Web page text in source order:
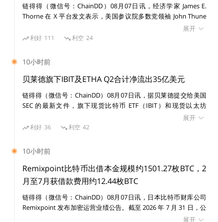
体内容都会有差异，因此SEC需要分别审批。
ETF是否会通过？
在目前的ETF提案中，芝加哥期权交易所（CBOE）被业
界看好，市场认为它才是重头戏，更有甚者指出，7月上
旬的比特币上涨时因为CBOE而非 Winklevoss两兄弟。2
7号，据相关消息，CBOE的比特币ETF将会在2019年2月
不管是正牌还是杂牌ETF，一旦比特币ETF审批通过，势
必会导致比特币的投资者数量的成倍数增长，甚至可能达
到千万级别，使数字货币逐步成为一个真正的大众投资
品。当让，一旦比特币ETF通过，也会给币圈带来空前的
链得得（微信号：ChainDD）08月07日讯，经济学家 James E.
Thorne 在 X 平台发文表示，美国参议院多数党领袖 John Thune
将《CLARITY Act》投票推迟至 9 月，意味着反对创新的进步派阵
营再次占了上风。 Thorne 认为，推迟释放出的信号是维护现有利
要。法案继续拖延，执法则填补本应由法律覆盖的空白，最终结果
可能是美国无法在加密行业中取得领导地位。创新将流向海外，而
全球其他地区在更清晰的监管制度下继续推进，美国自己的创新体
展开
利好 111 利空 24
10小时前
贝莱德旗下IBIT及ETHA Q2合计净流出35亿美元
链得得（微信号：ChainDD）08月07日讯，据贝莱德提交给美国
SEC 的最新文件，旗下现货比特币 ETF（IBIT）和现货以太坊
ETF（ETHA）2026 年第二季度合计录得约 35 亿美元资本份额净流
出，而上年同期为 139 亿美元净流入，同比出现约 174 亿美元反
亿美元。此外，IBIT 第二季度共有 106,148 枚 BTC、ETHA 共有
770,839 枚 ETH 被用于 ETF 份额赎回。
展开
利好 36 利空 42
10小时前
Remixpoint比特币出借本金规模约1501.27枚BTC，2
月至7月获借款费用约12.44枚BTC
链得得（微信号：ChainDD）08月07日讯，日本比特币财库公司
Remixpoint 发布加密运营业绩公告。截至 2026 年 7 月 31 日，公
司比特币出借本金规模约 1501.27 枚 BTC，2 月至 7 月期间累计获
展开